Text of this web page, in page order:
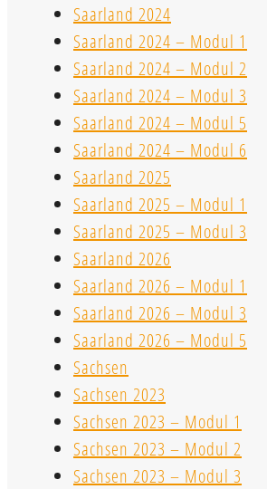
Saarland 2024
Saarland 2024 – Modul 1
Saarland 2024 – Modul 2
Saarland 2024 – Modul 3
Saarland 2024 – Modul 5
Saarland 2024 – Modul 6
Saarland 2025
Saarland 2025 – Modul 1
Saarland 2025 – Modul 3
Saarland 2026
Saarland 2026 – Modul 1
Saarland 2026 – Modul 3
Saarland 2026 – Modul 5
Sachsen
Sachsen 2023
Sachsen 2023 – Modul 1
Sachsen 2023 – Modul 2
Sachsen 2023 – Modul 3